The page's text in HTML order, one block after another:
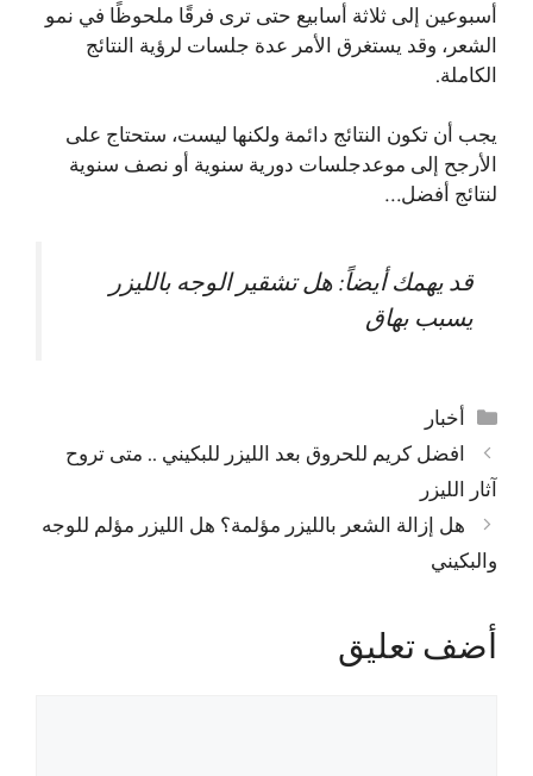
أسبوعين إلى ثلاثة أسابيع حتى ترى فرقًا ملحوظًا في نمو
الشعر، وقد يستغرق الأمر عدة جلسات لرؤية النتائج
الكاملة.
يجب أن تكون النتائج دائمة ولكنها ليست، ستحتاج على
الأرجح إلى موعدجلسات دورية سنوية أو نصف سنوية
لنتائج أفضل…
قد يهمك أيضاً:هل تشقير الوجه بالليزر
يسبب بهاق
التصنيفات
أخبار
افضل كريم للحروق بعد الليزر للبكيني .. متى تروح
آثار الليزر
هل إزالة الشعر بالليزر مؤلمة؟ هل الليزر مؤلم للوجه
والبكيني
أضف تعليق